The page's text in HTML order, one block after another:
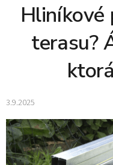
Hliníkové
terasu?
3.9.2025